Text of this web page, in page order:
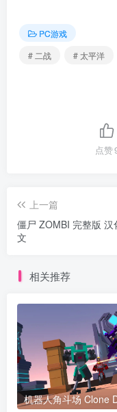
PC游戏
# 二战
# 太平洋
点赞
上一篇
僵尸 ZOMBI 完整版 汉
文
相关推荐